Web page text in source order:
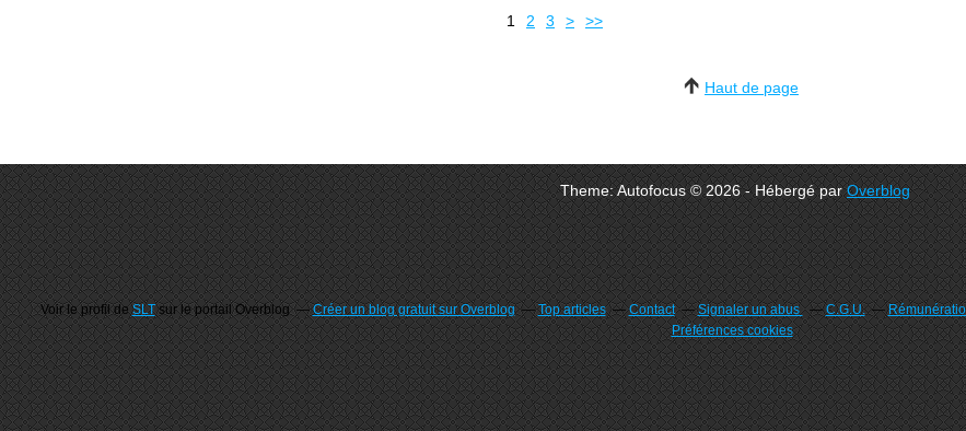
1 2 3 > >>
Haut de page
Theme: Autofocus © 2026 - Hébergé parOverblog
Voir le profil deSLTsur le portail Overblog Créer un blog gratuit sur Overblog Top articles Contact Signaler un abus C.G.U.
Préférences cookies